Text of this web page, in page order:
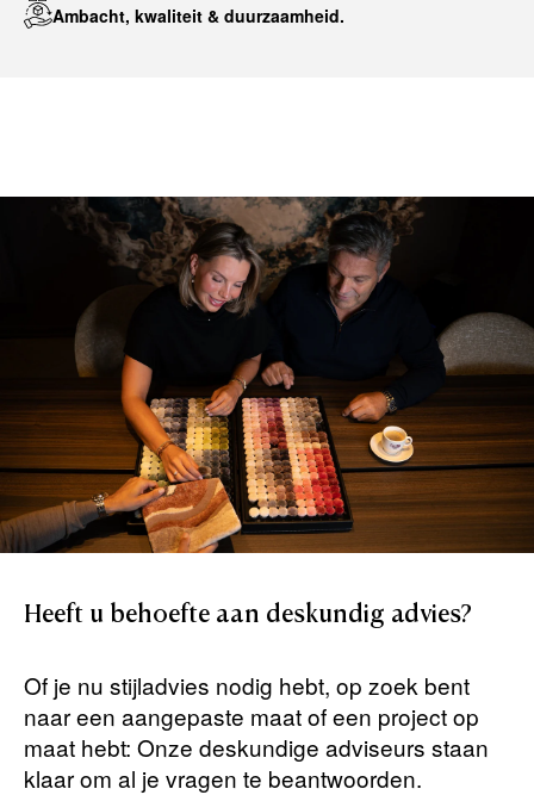
Ambacht, kwaliteit & duurzaamheid.
Heeft u behoefte aan deskundig advies?
Of je nu stijladvies nodig hebt, op zoek bent
naar een aangepaste maat of een project op
maat hebt: Onze deskundige adviseurs staan ​​
klaar om al je vragen te beantwoorden.